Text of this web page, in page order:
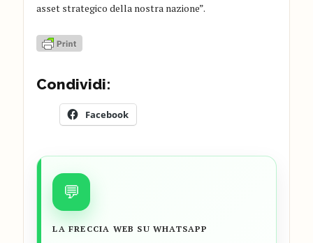
asset strategico della nostra nazione”.
Condividi:
Facebook
💬
LA FRECCIA WEB SU WHATSAPP